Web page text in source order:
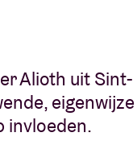
Alioth uit Sint-
eigenwijze
invloeden.